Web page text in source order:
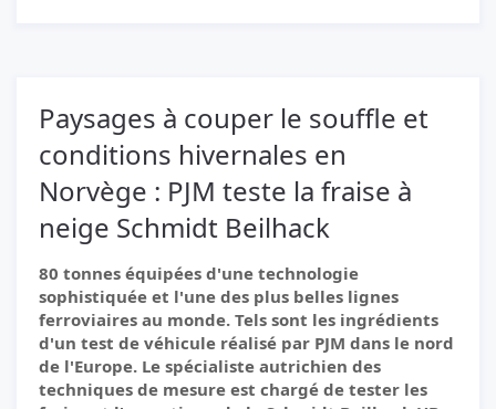
Paysages à couper le souffle et
conditions hivernales en
Norvège : PJM teste la fraise à
neige Schmidt Beilhack
80 tonnes équipées d'une technologie
sophistiquée et l'une des plus belles lignes
ferroviaires au monde. Tels sont les ingrédients
d'un test de véhicule réalisé par PJM dans le nord
de l'Europe. Le spécialiste autrichien des
techniques de mesure est chargé de tester les